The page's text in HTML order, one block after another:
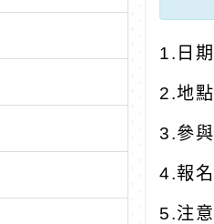
1.日
2.地
3.參
4.報
5.注